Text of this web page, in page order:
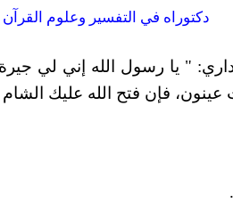
دكتوراه في التفسير وعلوم القرآن
" يا رسول الله إني لي
عينون، فإن فتح الله عليك